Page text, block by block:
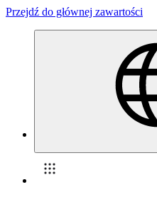
Przejdź do głównej zawartości